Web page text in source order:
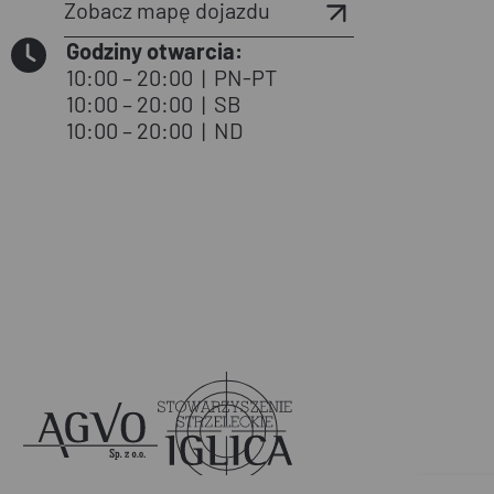
Zobacz mapę dojazdu
Godziny otwarcia:
10:00 – 20:00 |PN-PT
10:00 – 20:00 |SB
10:00 – 20:00 |ND
Agvo Iglica